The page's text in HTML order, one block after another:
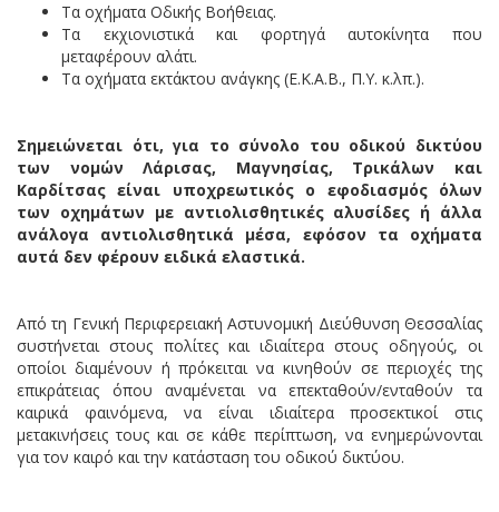
Τα οχήματα Οδικής Βοήθειας.
Τα εκχιονιστικά και φορτηγά αυτοκίνητα που
μεταφέρουν αλάτι.
Τα οχήματα εκτάκτου ανάγκης (Ε.Κ.Α.Β., Π.Υ. κ.λπ.).
Σημειώνεται ότι, για το σύνολο του οδικού δικτύου
των νομών Λάρισας, Μαγνησίας, Τρικάλων και
Καρδίτσας είναι υποχρεωτικός ο εφοδιασμός όλων
των οχημάτων με αντιολισθητικές αλυσίδες ή άλλα
ανάλογα αντιολισθητικά μέσα, εφόσον τα οχήματα
αυτά δεν φέρουν ειδικά ελαστικά.
Από τη Γενική Περιφερειακή Αστυνομική Διεύθυνση Θεσσαλίας
συστήνεται στους πολίτες και ιδιαίτερα στους οδηγούς, οι
οποίοι διαμένουν ή πρόκειται να κινηθούν σε περιοχές της
επικράτειας όπου αναμένεται να επεκταθούν/ενταθούν τα
καιρικά φαινόμενα, να είναι ιδιαίτερα προσεκτικοί στις
μετακινήσεις τους και σε κάθε περίπτωση, να ενημερώνονται
για τον καιρό και την κατάσταση του οδικού δικτύου.